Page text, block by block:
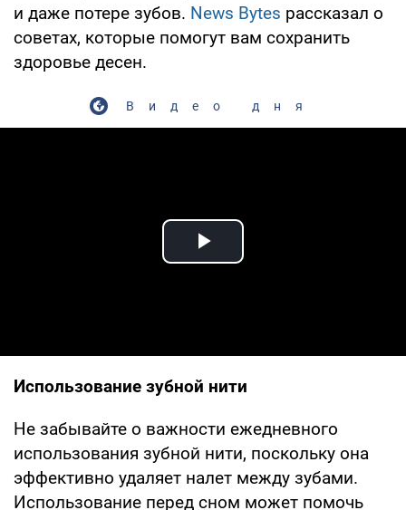
и даже потере зубов. News Bytes рассказал о
советах, которые помогут вам сохранить
здоровье десен.
Видео дня
Play Video
Использование зубной нити
Не забывайте о важности ежедневного
использования зубной нити, поскольку она
эффективно удаляет налет между зубами.
Использование перед сном может помочь